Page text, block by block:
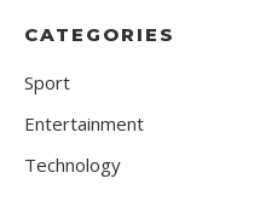
CATEGORIES
Sport
Entertainment
Technology